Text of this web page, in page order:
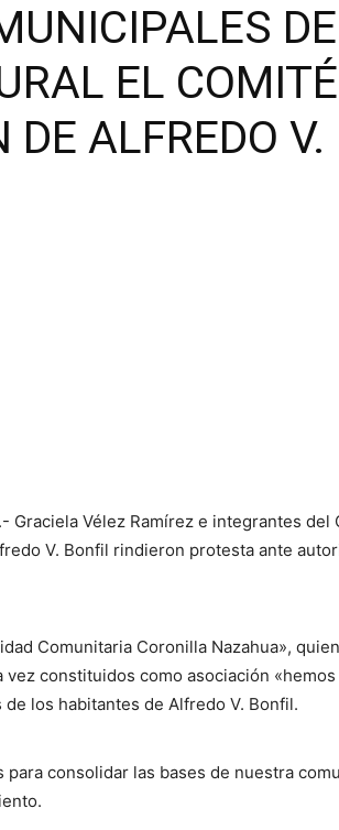
DE
EL
ALFREDO V.
Graciela Vélez Ramírez e integrantes del
V. Bonfil rindieron protesta ante
Comunitaria Coronilla Nazahua»,
constituidos como asociación «hemos
los habitantes de Alfredo V. Bonfil.
para consolidar las bases de nuestra